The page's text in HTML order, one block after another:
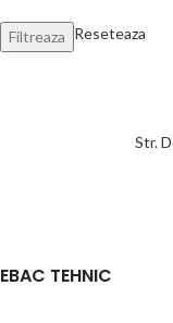
Filtreaza Reseteaza
Str.
EBAC TEHNIC